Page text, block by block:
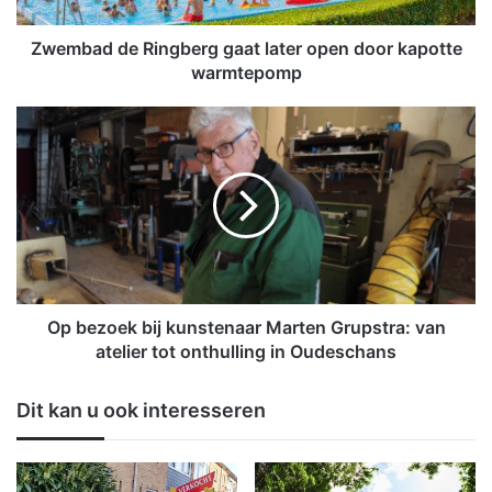
e
b
g
a
a
t
r
o
p
e
Zwembad de Ringberg gaat later open door kapotte
warmtepomp
p
z
e
k
b
n
s
t
e
Op bezoek bij kunstenaar Marten Grupstra: van
atelier tot onthulling in Oudeschans
Dit kan u ook interesseren